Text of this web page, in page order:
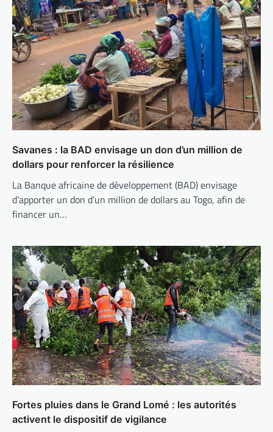
Savanes : la BAD envisage un don d’un million de
dollars pour renforcer la résilience
La Banque africaine de développement (BAD) envisage
d’apporter un don d’un million de dollars au Togo, afin de
financer un…
Fortes pluies dans le Grand Lomé : les autorités
activent le dispositif de vigilance